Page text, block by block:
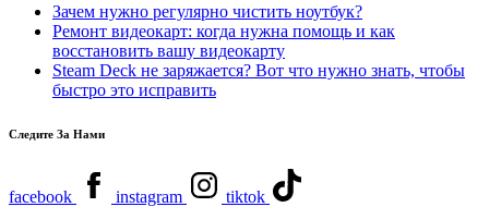
Зачем нужно регулярно чистить ноутбук?
Ремонт видеокарт: когда нужна помощь и как
восстановить вашу видеокарту
Steam Deck не заряжается? Вот что нужно знать, чтобы
быстро это исправить
Следите За Нами
facebook instagram tiktok